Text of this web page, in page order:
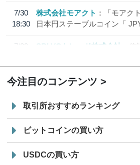
7/30
18:30
株式会社モアクト
「モアク
日本円ステーブルコイン「
7/29
SBI VCトレード株式会社
信
今注目のコンテンツ
取引所おすすめランキング
ビットコインの買い方
USDCの買い方